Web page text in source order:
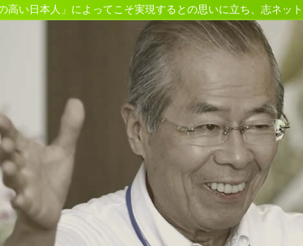
高い日本人」によってこそ実現するとの思いに立ち、志ネ